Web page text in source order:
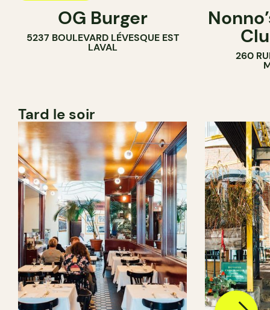
OG Burger
5237 BOULEVARD LÉVESQUE EST
LAVAL
260
Tard le soir